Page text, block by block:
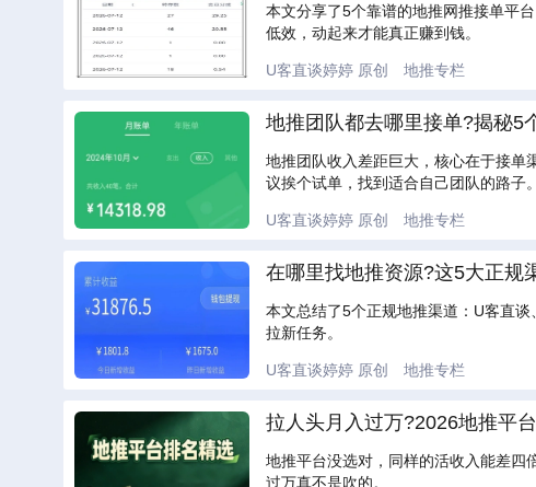
本文分享了5个靠谱的地推网推接单平
低效，动起来才能真正赚到钱。
U客直谈婷婷 原创 地推专栏
地推团队都去哪里接单?揭秘5
地推团队收入差距巨大，核心在于接单
议挨个试单，找到适合自己团队的路子。
U客直谈婷婷 原创 地推专栏
在哪里找地推资源?这5大正规
本文总结了5个正规地推渠道：U客直
拉新任务。
U客直谈婷婷 原创 地推专栏
拉人头月入过万?2026地推平
地推平台没选对，同样的活收入能差四
过万真不是吹的。